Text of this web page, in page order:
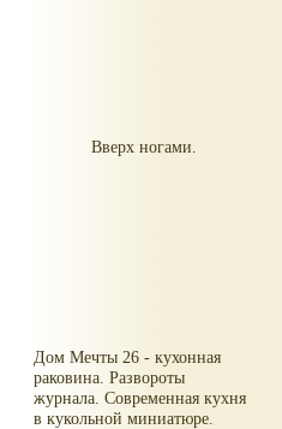
Вверх ногами.
Дом Мечты 26 - кухонная
раковина. Развороты
журнала. Современная кухня
в кукольной миниатюре.